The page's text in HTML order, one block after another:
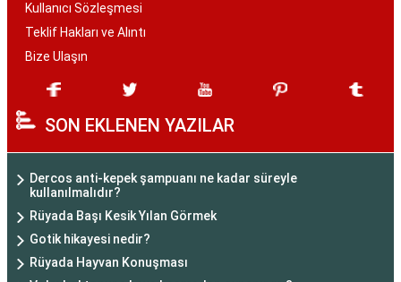
Kullanıcı Sözleşmesi
Teklif Hakları ve Alıntı
Bize Ulaşın
SON EKLENEN YAZILAR
Dercos anti-kepek şampuanı ne kadar süreyle
kullanılmalıdır?
Rüyada Başı Kesik Yılan Görmek
Gotik hikayesi nedir?
Rüyada Hayvan Konuşması